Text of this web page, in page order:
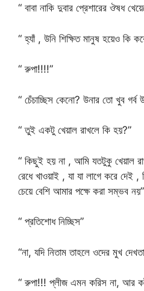
“ বাবা নাকি দুবার প্রেশারের ঔষধ
“ হ্যাঁ , উনি শিক্ষিত মানুষ হয়েও কি
“ রুপা!!!!”
“ চেঁচাচ্ছিস কেনো? উনার তো খুব গর্ব
“ তুই একটু খেয়াল রাখলে কি হয়?”
“ কিছুই হয় না , আমি যতটুকু খেয়াল
রেধে খাওয়াই , যা যা লাগে করে দেই
চেয়ে বেশি আমার পক্ষে করা সম্ভব নয়”
“ প্রতিশোধ নিচ্ছিস”
“না, যদি নিতাম তাহলে ওদের মুখ
“ রুপা!!! প্লীজ এমন করিস না, আর